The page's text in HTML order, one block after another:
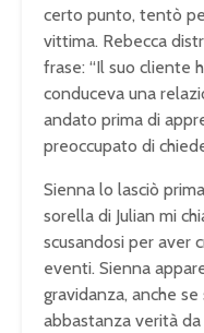
certo punto, tentò
vittima. Rebecca
frase: “Il suo cliente
conduceva una
andato prima di
preoccupato di
Sienna lo lasciò
sorella di Julian mi
scusandosi per aver
eventi. Sienna
gravidanza, anche
abbastanza verità